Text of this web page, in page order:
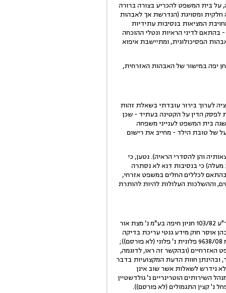
בית המשפט להכריע בצורה ברורה
הכרעה חלקית ומסויגת (הנדרשת אך לאבהות
המציאות בנסיבות עתידיות
לדיני הראיות ונטלי ההוכחה
הפסיכולוגית, ומתיישבת איפוא
יפה במישור של האבהות האזרחית,
לערוך בירור עובדתי בשאלת זהות
לפסק הדין על הקטינה בעתיד - שכן
48 לבקשה). בין היתר נטען, כי אכן שגה בית המשפט לענייני משפחה
של טובת הילד - מחייב את רישום
והן להסדרי הראיה). נטען, כי
כי בנסיבות דנא לא נסתרה
לכללים החלים במשפט אזרחי,
וההשלכות העלולות להיות להותרת
י. לאחר העיון חוששני כי אין בידי להיעתר לבקשה. הבקשה אכן מעוררת שאלות משפטיות שיש בהן עניין (ראו ר"ע 103/82 חניון חיפה בע"מ נ' מצת אור
בנסיבות בהן אוסר חוק מידע גנטי עריכת בדיקה
מדעית (בהקשר זה ראו בע"מ 4369/11 פלוני נ' פלונית (לא פורסם); בע"מ 2685/11 פלוני נ' פלונית (לא פורסם); בע"מ 9638/08 פלונית נ' פלוני (לא פורסם));
(ובהקשר זה ראו, לדוגמה,
זה מעורר, ובהינתן חוות הדעת המקצועיות בדבר
נידרש לשאלות אשר שוב אינן
לצורך ההתדיינות הקונקרטית, גם מקום שהן עשויות לעלות שוב בעתיד בהקשרים אחרים" (רע"א 202/05 מנהל השירותים הוטרינריים נ' גולדשטיין
- השופטת פרוקצ'יה; רע"א 1633/10 פרוכטר נ' בנק לאומי לישראל בע"מ (לא פורסם); רע"א 10444/09 פחל נ' קצין התגמולים (לא פורסם)).